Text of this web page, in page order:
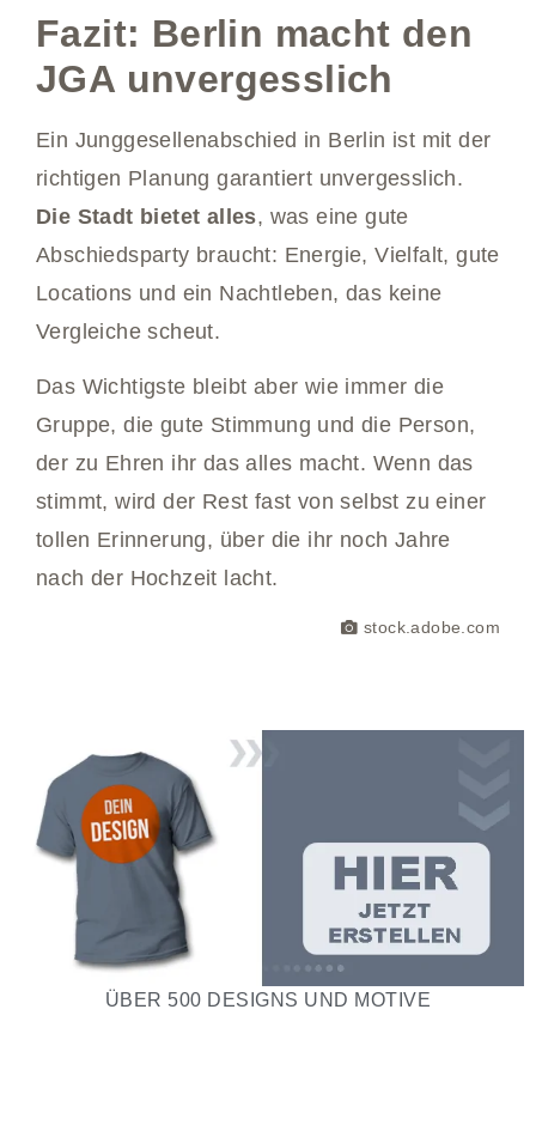
Fazit: Berlin macht den
JGA unvergesslich
Ein Junggesellenabschied in Berlin ist mit der
richtigen Planung garantiert unvergesslich.
Die Stadt bietet alles, was eine gute
Abschiedsparty braucht: Energie, Vielfalt, gute
Locations und ein Nachtleben, das keine
Vergleiche scheut.
Das Wichtigste bleibt aber wie immer die
Gruppe, die gute Stimmung und die Person,
der zu Ehren ihr das alles macht. Wenn das
stimmt, wird der Rest fast von selbst zu einer
tollen Erinnerung, über die ihr noch Jahre
nach der Hochzeit lacht.
stock.adobe.com
ÜBER 500 DESIGNS UND MOTIVE